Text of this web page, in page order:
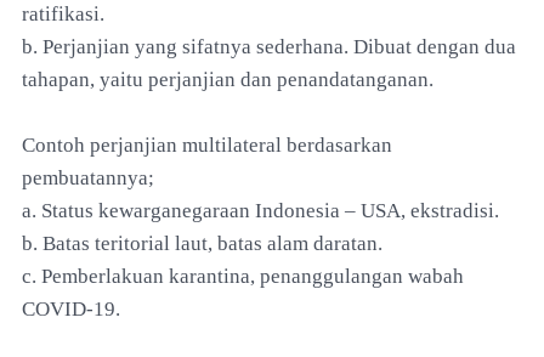
ratifikasi.
b. Perjanjian yang sifatnya sederhana. Dibuat dengan dua
tahapan, yaitu perjanjian dan penandatanganan.
Contoh perjanjian multilateral berdasarkan
pembuatannya;
a. Status kewarganegaraan Indonesia – USA, ekstradisi.
b. Batas teritorial laut, batas alam daratan.
c. Pemberlakuan karantina, penanggulangan wabah
COVID-19.